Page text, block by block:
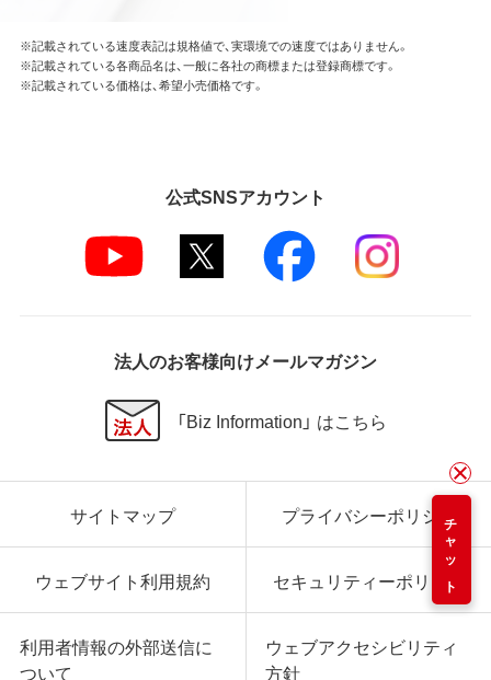
チャット
※記載されている速度表記は規格値で、実環境での速度ではありません。
※記載されている各商品名は、一般に各社の商標または登録商標です。
※記載されている価格は、希望小売価格です。
公式SNSアカウント
法人のお客様向けメールマガジン
「Biz Information」 はこちら
サイトマップ プライバシーポリシー
ウェブサイト利用規約 セキュリティーポリシー
利用者情報の外部送信に
ついて
ウェブアクセシビリティ
方針